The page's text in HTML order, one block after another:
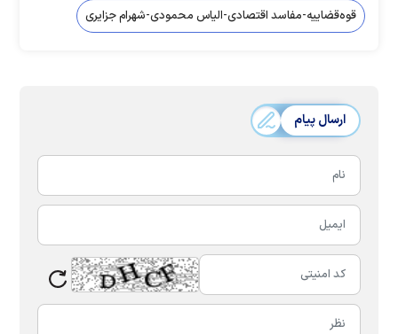
قوه‌قضاییه-مفاسد اقتصادی-الیاس محمودی-شهرام جزایری
ارسال پیام